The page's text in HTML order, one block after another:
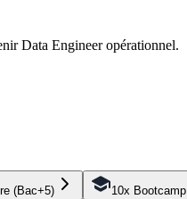
Data Engineer opérationnel.
(Bac+5) 10x Bootcamp